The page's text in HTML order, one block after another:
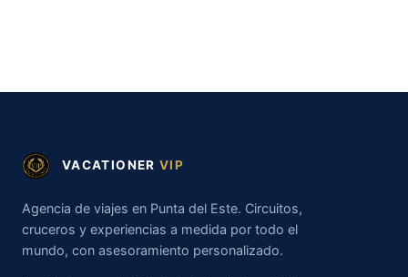
VACATIONER VIP
Agencia de viajes en Punta del Este. Circuitos,
cruceros y experiencias a medida por todo el
mundo, con asesoramiento personalizado.